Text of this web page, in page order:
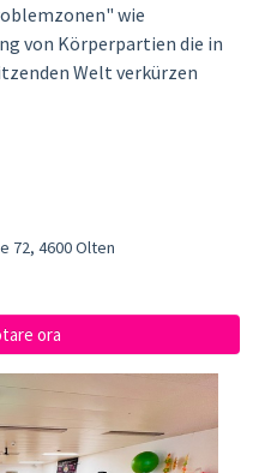
wie
von Körperpartien die in
Welt verkürzen
72, 4600 Olten
ora